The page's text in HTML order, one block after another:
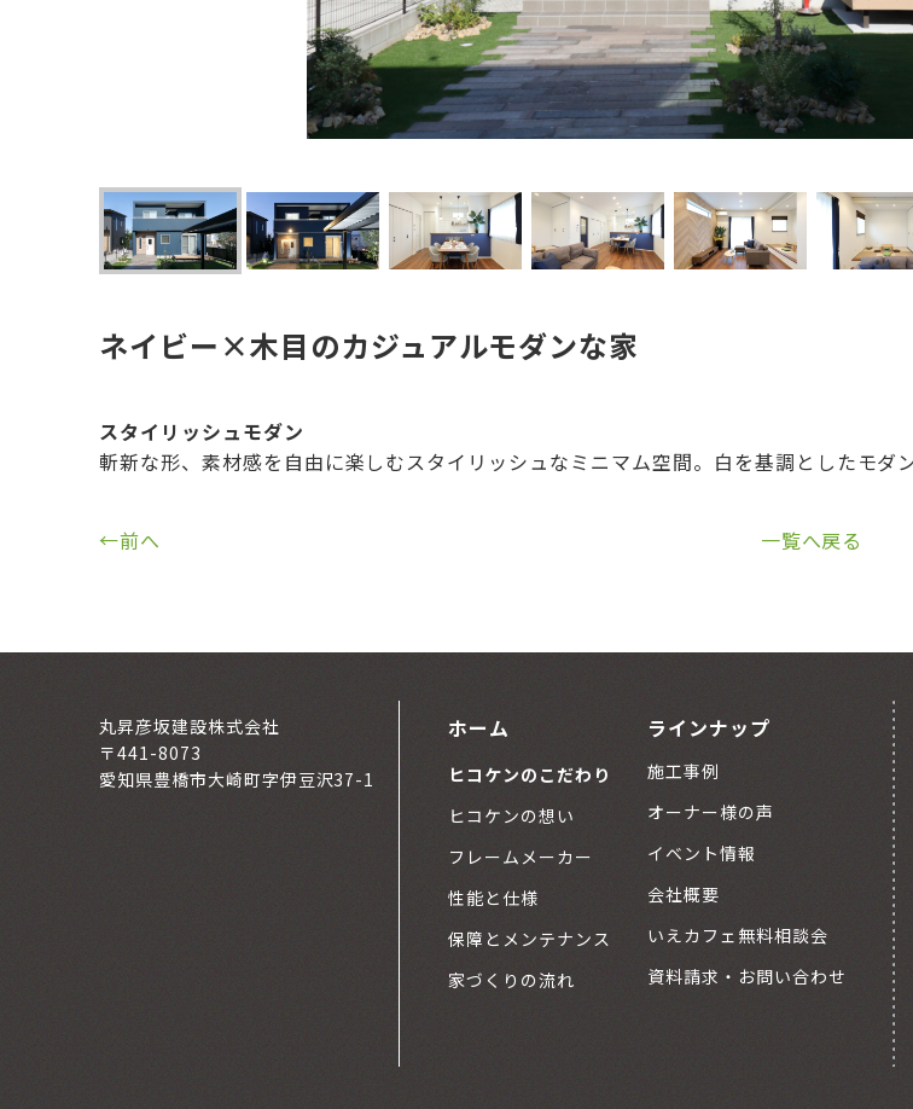
ネイビー×木目のカジュアルモダンな家
スタイリッシュモダン
斬新な形、素材感を自由に楽しむスタイリッシュなミニマム空間。白を基調としたモダ
←前へ 一覧へ戻る
丸昇彦坂建設株式会社
〒441-8073
愛知県豊橋市大崎町字伊豆沢37-1
ホーム
ヒコケンのこだわり
ヒコケンの想い
フレームメーカー
性能と仕様
保障とメンテナンス
家づくりの流れ
ラインナップ
施工事例
オーナー様の声
イベント情報
会社概要
いえカフェ無料相談会
資料請求・お問い合わせ